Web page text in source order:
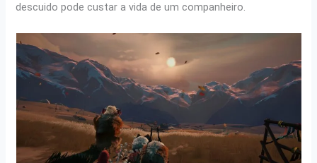
descuido pode custar a vida de um companheiro.